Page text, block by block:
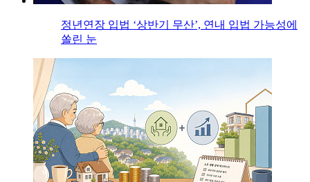
정년연장 입법 ‘상반기 무산’, 연내 입법 가능성에
쏠린 눈